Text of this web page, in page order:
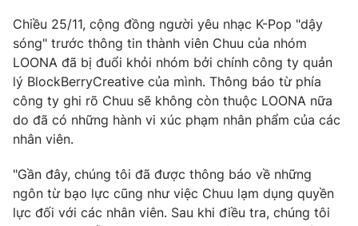
Câu chuyện quốc tế
Thị trường
Góc doanh nghiệp
Dữ liệu và đời sống
Truyền hình
Phim VTV
Hậu trường
Khán giả
Giải trí
Điện ảnh
Âm nhạc
Sao
Du lịch
Làm đẹp
Giáo dục
Chiều 25/11, cộng đồng người yêu nhạc K-Pop "dậy
sóng" trước thông tin thành viên Chuu của nhóm
LOONA đã bị đuổi khỏi nhóm bởi chính công ty quản
lý BlockBerryCreative của mình. Thông báo từ phía
công ty ghi rõ Chuu sẽ không còn thuộc LOONA nữa
do đã có những hành vi xúc phạm nhân phẩm của các
nhân viên.
"Gần đây, chúng tôi đã được thông báo về những
ngôn từ bạo lực cũng như việc Chuu lạm dụng quyền
lực đối với các nhân viên. Sau khi điều tra, chúng tôi